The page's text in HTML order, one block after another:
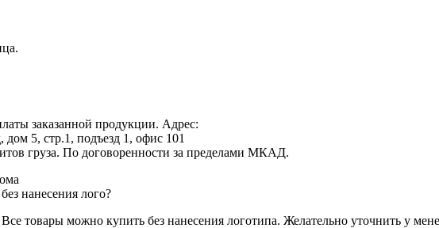
заказанной продукции. Адрес:
5, стр.1, подъезд 1, офис 101
груза. По договоренности за пределами МКАД.
нанесения лого?
товары можно купить без нанесения логотипа. Желательно уточнить у